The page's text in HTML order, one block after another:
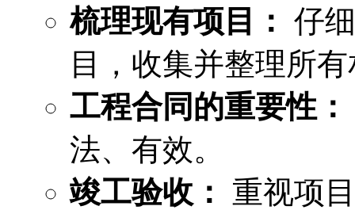
梳理现有项目： 仔
目，收集并整理所
工程合同的重要性：
法、有效。
竣工验收：
重视项